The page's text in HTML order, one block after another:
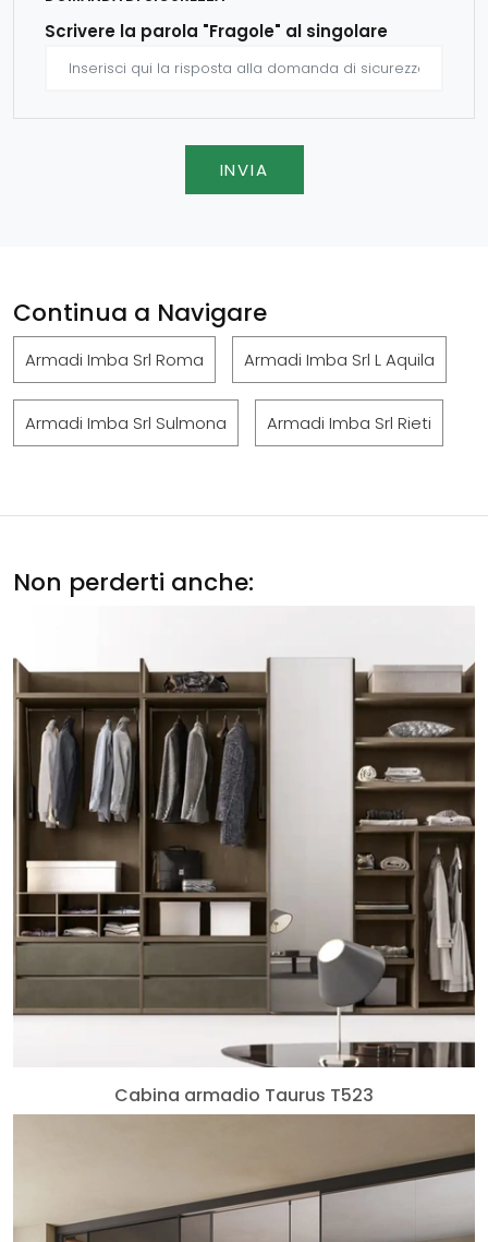
Scrivere la parola "Fragole" al singolare
INVIA
Continua a Navigare
Armadi Imba Srl Roma Armadi Imba Srl L Aquila
Armadi Imba Srl Sulmona Armadi Imba Srl Rieti
Non perderti anche:
Cabina armadio Taurus T523